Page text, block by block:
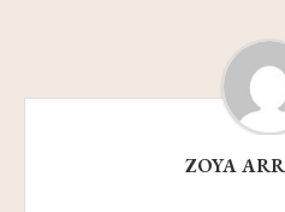
ZOYA